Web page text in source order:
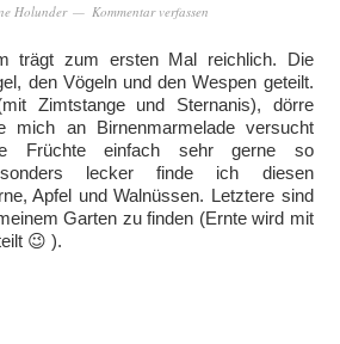
Holunder Kommentar verfassen
trägt zum ersten Mal reichlich. Die
den Vögeln und den Wespen geteilt.
Zimtstange und Sternanis), dörre
mich an Birnenmarmelade versucht
einfach sehr gerne so
lecker finde ich diesen
Apfel und Walnüssen. Letztere sind
Garten zu finden (Ernte wird mit
😉 ).